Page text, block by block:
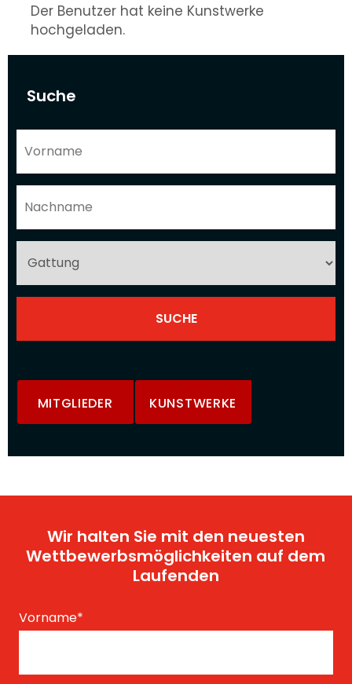
Suche
MITGLIEDER KUNSTWERKE
Der Benutzer hat keine Kunstwerke
hochgeladen.
Wir halten Sie mit den neuesten
Wettbewerbsmöglichkeiten auf dem
Laufenden
Vorname*